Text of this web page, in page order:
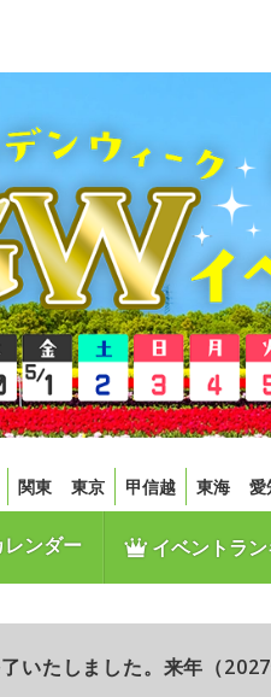
関東 東京 甲信越 東海 愛
ンダー イベントラン
いたしました。来年（